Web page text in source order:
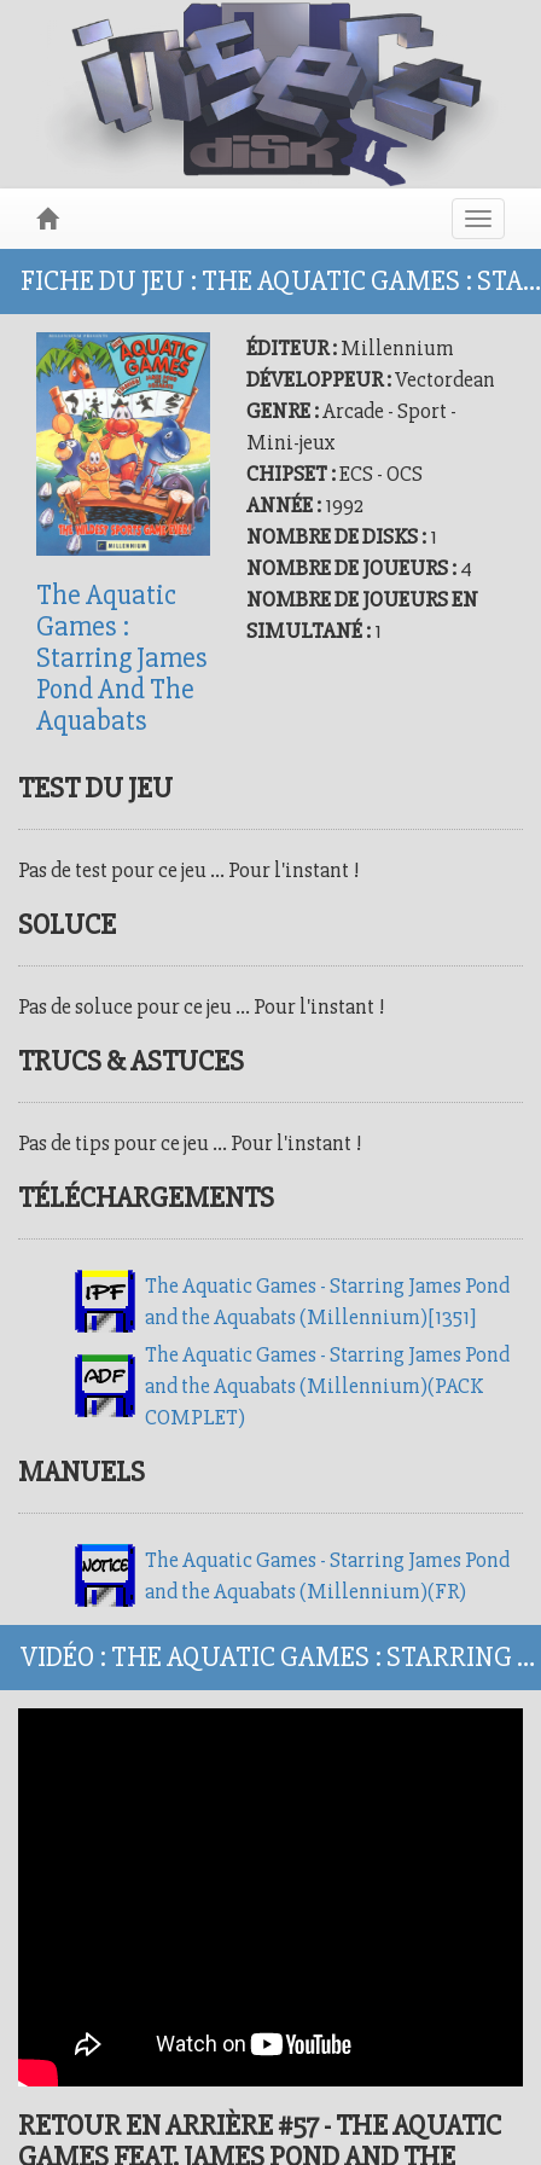
Toggle
FICHE DU JEU : THE AQUATIC GAMES : STARRING JAMES POND AND THE AQUABATS
The Aquatic
Games :
Starring James
Pond And The
Aquabats
ÉDITEUR :Millennium
DÉVELOPPEUR :Vectordean
GENRE :Arcade - Sport -
Mini-jeux
CHIPSET :ECS - OCS
ANNÉE :1992
NOMBRE DE DISKS :1
NOMBRE DE JOUEURS :4
NOMBRE DE JOUEURS EN
SIMULTANÉ :1
TEST DU JEU
Pas de test pour ce jeu ... Pour l'instant !
SOLUCE
Pas de soluce pour ce jeu ... Pour l'instant !
TRUCS & ASTUCES
Pas de tips pour ce jeu ... Pour l'instant !
TÉLÉCHARGEMENTS
The Aquatic Games - Starring James Pond
and the Aquabats (Millennium)[1351]
The Aquatic Games - Starring James Pond
and the Aquabats (Millennium)(PACK
COMPLET)
MANUELS
The Aquatic Games - Starring James Pond
and the Aquabats (Millennium)(FR)
VIDÉO : THE AQUATIC GAMES : STARRING JAMES POND AND THE AQUABATS
RETOUR EN ARRIÈRE #57 - THE AQUATIC
GAMES FEAT. JAMES POND AND THE